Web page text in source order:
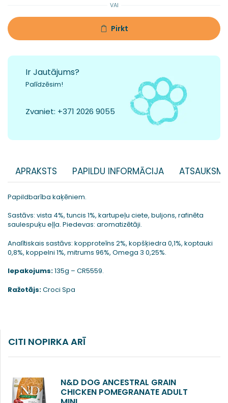
VAI
Pirkt
Ir Jautājums?
Palīdzēsim!
Zvaniet: +371 2026 9055
APRAKSTS PAPILDU INFORMĀCIJA
Papildbarība kaķēniem.
Sastāvs: vista 4%, tuncis 1%, kartupeļu ciete, buljons, rafinēta
saulespuķu eļļa. Piedevas: aromatizētāji.
Analītiskais sastāvs: kopproteīns 2%, kopšķiedra 0,1%, koptauki
0,8%, koppelni 1%, mitrums 96%, Omega 3 0,25%.
Iepakojums:135g – CR5559.
Ražotājs:Croci Spa
CITI NOPIRKA ARĪ
N&D DOG ANCESTRAL GRAIN
CHICKEN POMEGRANATE ADULT